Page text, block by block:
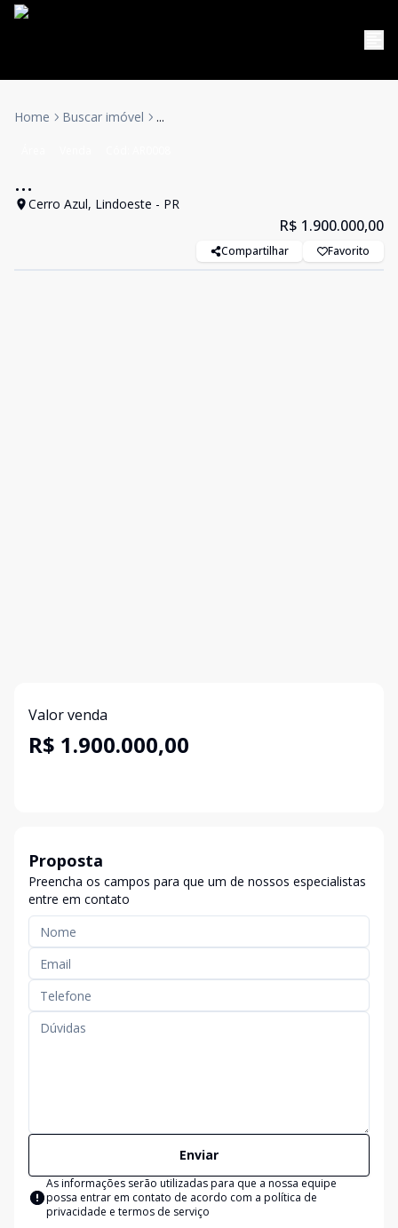
Home Buscar imóvel ...
...
Cerro Azul, Lindoeste - PR
R$ 1.900.000,00
Compartilhar Favorito
Valor venda
R$ 1.900.000,00
Proposta
Preencha os campos para que um de nossos especialistas
entre em contato
Enviar
As informações serão utilizadas para que a nossa equipe
possa entrar em contato de acordo com a política de
privacidade e termos de serviço